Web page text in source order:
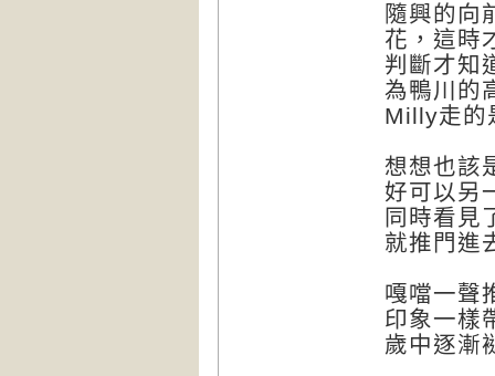
隨興的向
花，這時
判斷才知
為鴨川的
Milly走的
想想也該
好可以另
同時看見
就推門進
嘎噹一聲
印象一樣
歲中逐漸